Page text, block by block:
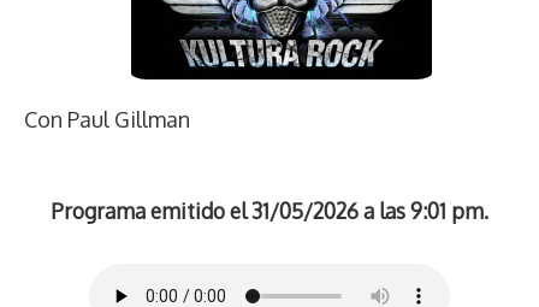
Con Paul Gillman
Programa emitido el 31/05/2026 a las 9:01 pm.